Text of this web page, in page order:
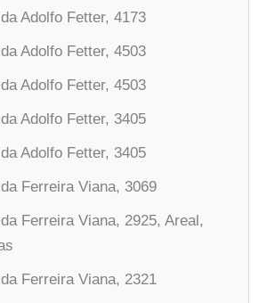
Adolfo Fetter, 4173
Adolfo Fetter, 4503
Adolfo Fetter, 4503
Adolfo Fetter, 3405
Adolfo Fetter, 3405
Ferreira Viana, 3069
Ferreira Viana, 2925, Areal,
Ferreira Viana, 2321